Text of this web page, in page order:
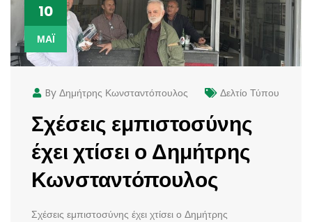
10
ΜΆΙ
By Δημήτρης Κωνσταντόπουλος Δελτίο Τύπου
Σχέσεις εμπιστοσύνης
έχει χτίσει ο Δημήτρης
Κωνσταντόπουλος
Σχέσεις εμπιστοσύνης έχει χτίσει ο Δημήτρης